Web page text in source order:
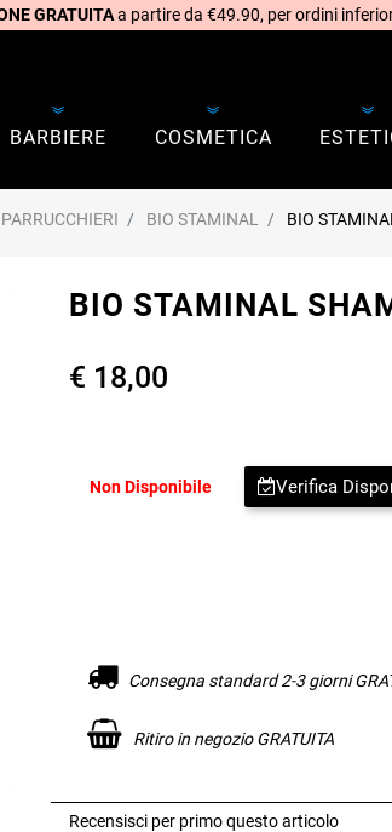
GRATUITAa partire da €49.90, per ordini
BARBIERE COSMETICA
BIO STAMINAL BIO
BIO STAMINAL
€ 18,00
Verifica
Non Disponibile
Consegna standard 2-3 giorni
Ritiro in negozio GRATUITA
Recensisci per primo questo articolo